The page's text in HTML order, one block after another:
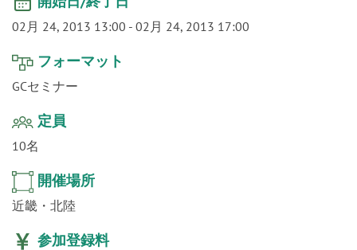
02月 24, 2013 13:00 - 02月 24, 2013 17:00
フォーマット
GCセミナー
定員
10名
開催場所
近畿・北陸
参加登録料